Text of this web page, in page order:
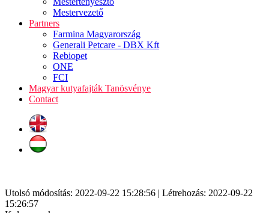
Mestervezető
Partners
Farmina Magyarország
Generali Petcare - DBX Kft
Rebiopet
ONE
FCI
Magyar kutyafajták Tanösvénye
Contact
Utolsó módosítás: 2022-09-22 15:28:56 | Létrehozás: 2022-09-22
15:26:57